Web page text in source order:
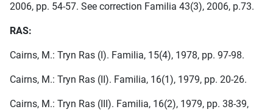
2006, pp. 54-57. See correction Familia 43(3), 2006, p.73.
RAS:
Cairns, M.: Tryn Ras (I). Familia, 15(4), 1978, pp. 97-98.
Cairns, M.: Tryn Ras (II). Familia, 16(1), 1979, pp. 20-26.
Cairns, M.: Tryn Ras (III). Familia, 16(2), 1979, pp. 38-39,